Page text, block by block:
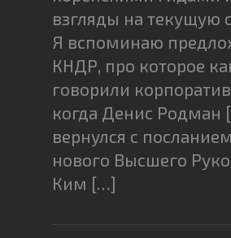
взгляды на текущую
Я вспоминаю
КНДР, про которое
говорили
когда Денис Родман
вернулся с
нового Высшего
Ким […]